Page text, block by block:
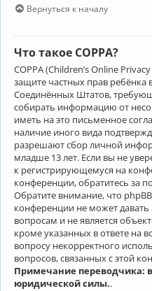
Вернуться к началу
Что такое COPPA?
COPPA (Children’s Online
защите частных прав ребёнка
Соединённых Штатов,
собирать информацию от
иметь на это письменное
наличие иного вида
разрешают сбор личной
младше 13 лет. Если вы не
к регистрирующемуся на
конференции, обратитесь за
Обратите внимание, что
конференции не может
вопросам и не является
кроме указанных в ответе на
вопросу некорректного
вопросов, связанных с этой
Примечание переводчика:
юридической силы..